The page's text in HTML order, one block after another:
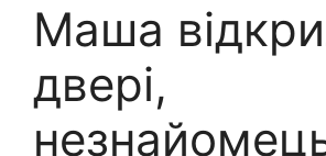
Маша
двері,